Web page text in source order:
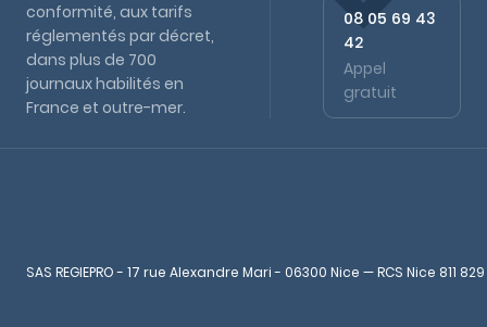
conformité, aux tarifs
réglementés par décret,
dans plus de 700
journaux habilités en
France et outre-mer.
08 05 69 43
42
Appel
gratuit
SAS REGIEPRO - 17 rue Alexandre Mari - 06300 Nice — RCS Nice 811